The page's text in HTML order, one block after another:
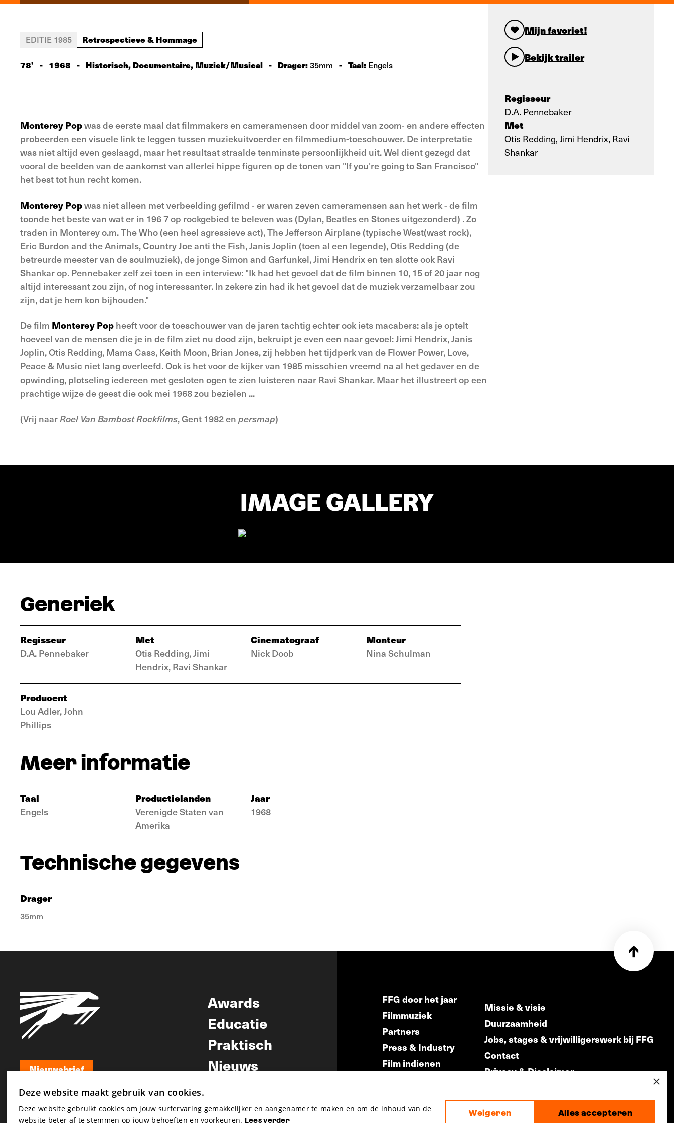
Mijn favoriet!
Bekijk trailer
Regisseur
D.A. Pennebaker
Met
Otis Redding, Jimi Hendrix, Ravi
Shankar
EDITIE 1985 Retrospectieve & Hommage
78' - 1968 - Historisch, Documentaire, Muziek/Musical - Drager:35mm - Taal: Engels
Monterey Popwas de eerste maal dat filmmakers en cameramensen door middel van zoom- en andere effecten
probeerden een visuele link te leggen tussen muziekuitvoerder en filmmedium-toeschouwer. De interpretatie
was niet altijd even geslaagd, maar het resultaat straalde tenminste persoonlijkheid uit. Wel dient gezegd dat
vooral de beelden van de aankomst van allerlei hippe figuren op de tonen van "If you're going to San Francisco"
het best tot hun recht komen.
Monterey Popwas niet alleen met verbeelding gefilmd - er waren zeven cameramensen aan het werk - de film
toonde het beste van wat er in 196 7 op rockgebied te beleven was (Dylan, Beatles en Stones uitgezonderd) . Zo
traden in Monterey o.m. The Who (een heel agressieve act), The Jefferson Airplane (typische West(wast rock),
Eric Burdon and the Animals, Country Joe anti the Fish, Janis Joplin (toen al een legende), Otis Redding (de
betreurde meester van de soulmuziek), de jonge Simon and Garfunkel, Jimi Hendrix en ten slotte ook Ravi
Shankar op. Pennebaker zelf zei toen in een interview: "Ik had het gevoel dat de film binnen 10, 15 of 20 jaar nog
altijd interessant zou zijn, of nog interessanter. In zekere zin had ik het gevoel dat de muziek verzamelbaar zou
zijn, dat je hem kon bijhouden."
De film Monterey Pop heeft voor de toeschouwer van de jaren tachtig echter ook iets macabers: als je optelt
hoeveel van de mensen die je in de film ziet nu dood zijn, bekruipt je even een naar gevoel: Jimi Hendrix, Janis
Joplin, Otis Redding, Mama Cass, Keith Moon, Brian Jones, zij hebben het tijdperk van de Flower Power, Love,
Peace & Music niet lang overleefd. Ook is het voor de kijker van 1985 misschien vreemd na al het gedaver en de
opwinding, plotseling iedereen met gesloten ogen te zien luisteren naar Ravi Shankar. Maar het illustreert op een
prachtige wijze de geest die ook mei 1968 zou bezielen ...
(Vrij naarRoel Van Bambost Rockfilms, Gent 1982 en persmap)
IMAGE GALLERY
Generiek
Regisseur
D.A. Pennebaker
Met
Otis Redding, Jimi
Hendrix, Ravi Shankar
Cinematograaf
Nick Doob
Monteur
Nina Schulman
Producent
Lou Adler, John
Phillips
Meer informatie
Taal
Engels
Productielanden
Verenigde Staten van
Amerika
Jaar
1968
Technische gegevens
Drager
35mm
Nieuwsbrief
Nieuwsbrief
Awards
Educatie
Praktisch
Nieuws
FFG door het jaar
Filmmuziek
Partners
Press & Industry
Film indienen
Missie & visie
Duurzaamheid
Jobs, stages & vrijwilligerswerk bij FFG
Contact
Privacy & Disclaimer
×
Deze website maakt gebruik van cookies.
Deze website gebruikt cookies om jouw surfervaring gemakkelijker en aangenamer te maken en om de inhoud van de
website beter af te stemmen op jouw behoeften en voorkeuren. Lees verder
Alles accepteren
Weigeren